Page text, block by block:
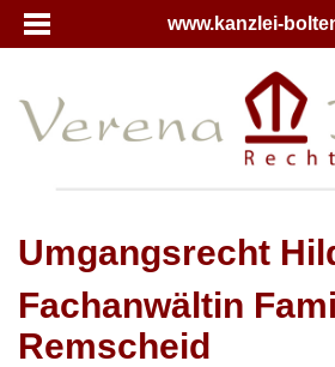
www.kanzlei-
Umgangsrecht
Fachanwältin
Remscheid